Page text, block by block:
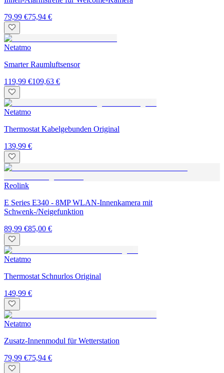
79,99 €75,94 €
Netatmo
Smarter Raumluftsensor
119,99 €109,63 €
Netatmo
Thermostat Kabelgebunden Original
139,99 €
Reolink
E Series E340 - 8MP WLAN-Innenkamera mit
Schwenk-/Neigefunktion
89,99 €85,00 €
Netatmo
Thermostat Schnurlos Original
149,99 €
Netatmo
Zusatz-Innenmodul für Wetterstation
79,99 €75,94 €